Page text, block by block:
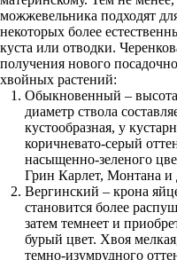
можжевельника подходят
некоторых более
куста или отводки.
получения нового
хвойных растений:
Обыкновенный – высота
диаметр ствола
кустообразная, у
коричневато-серый
насыщенно-зеленого
Грин Карлет, Монтана и
Вергинский – крона
становится более
затем темнеет и
бурый цвет. Хвоя
темно-изумрудного